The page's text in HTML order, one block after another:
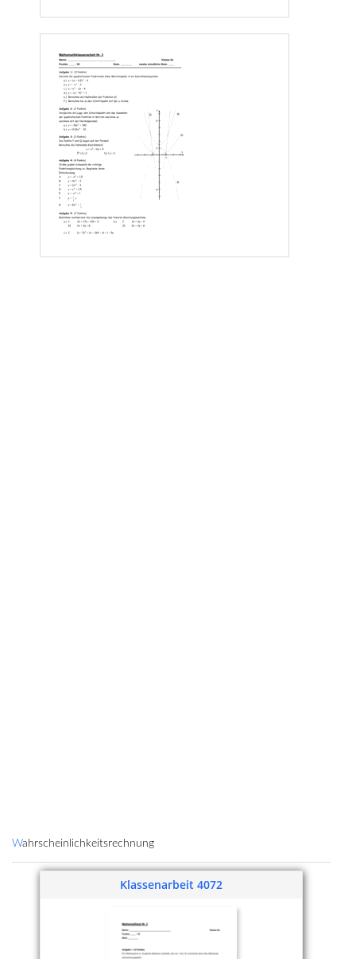
Wahrscheinlichkeitsrechnung
Klassenarbeit 4072